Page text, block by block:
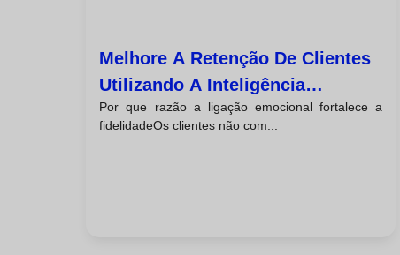
Melhore A Retenção De Clientes
Utilizando A Inteligência
Emocional Em Cada Interação
Por que razão a ligação emocional fortalece a
fidelidadeOs clientes não com...